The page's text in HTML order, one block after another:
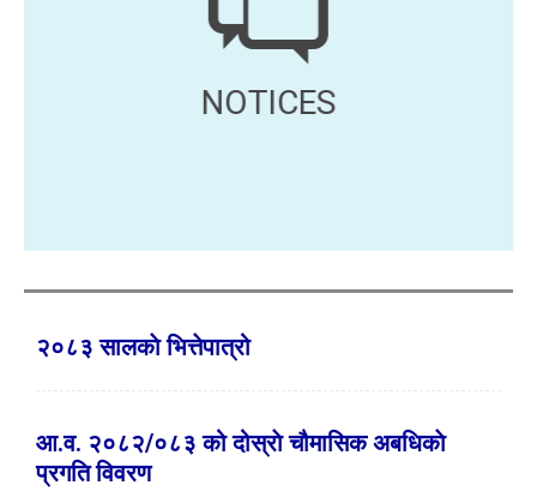
NOTICES
२०८३ सालकाे भित्तेपात्रो
आ‍.व. २०८२/०८३ को दोस्राे चौमासिक अबधिकाे
प्रगति विवरण